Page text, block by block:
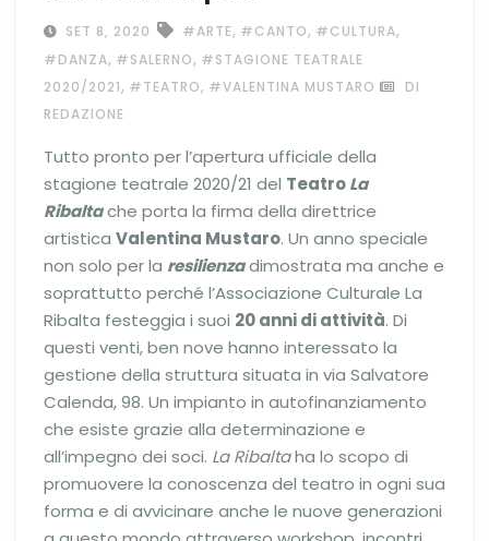
SET 8, 2020 #ARTE, #CANTO, #CULTURA,
#DANZA, #SALERNO, #STAGIONE TEATRALE
2020/2021, #TEATRO, #VALENTINA MUSTARO
DI
REDAZIONE
Tutto pronto per l’apertura ufficiale della
stagione teatrale 2020/21 del TeatroLa
Ribaltache porta la firma della direttrice
artistica Valentina Mustaro. Un anno speciale
non solo per la resilienzadimostrata ma anche e
soprattutto perché l’Associazione Culturale La
Ribalta festeggia i suoi 20 anni di attività. Di
questi venti, ben nove hanno interessato la
gestione della struttura situata in via Salvatore
Calenda, 98. Un impianto in autofinanziamento
che esiste grazie alla determinazione e
all’impegno dei soci. La Ribaltaha lo scopo di
promuovere la conoscenza del teatro in ogni sua
forma e di avvicinare anche le nuove generazioni